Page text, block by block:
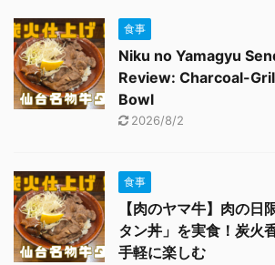
食事
Niku no Yamagyu
Review: Charcoal-
Bowl
2026/8/2
食事
【肉のヤマ牛】肉の日
タン丼」を実食！炭火
手軽に楽しむ